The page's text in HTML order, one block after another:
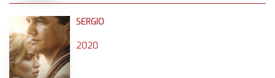
SERGIO
2020